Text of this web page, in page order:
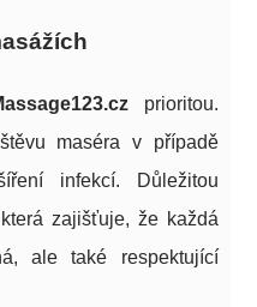
prioritou.
maséra v případě
infekcí. Důležitou
zajišťuje, že každá
ale také respektující